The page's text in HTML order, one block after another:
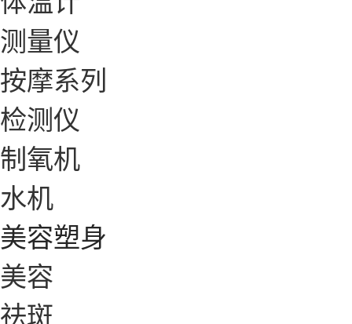
测量仪
按摩系列
检测仪
制氧机
水机
美容塑身
美容
祛斑